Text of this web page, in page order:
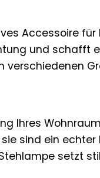
Accessoire für
und schafft
verschiedenen
Ihres
sind ein echter
setzt